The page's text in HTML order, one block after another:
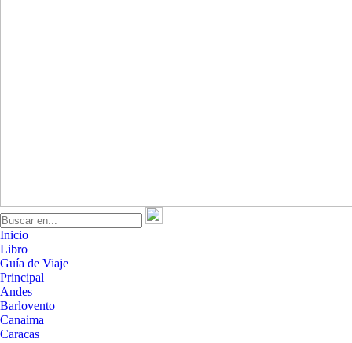
Inicio
Libro
Guía de Viaje
Principal
Andes
Barlovento
Canaima
Caracas